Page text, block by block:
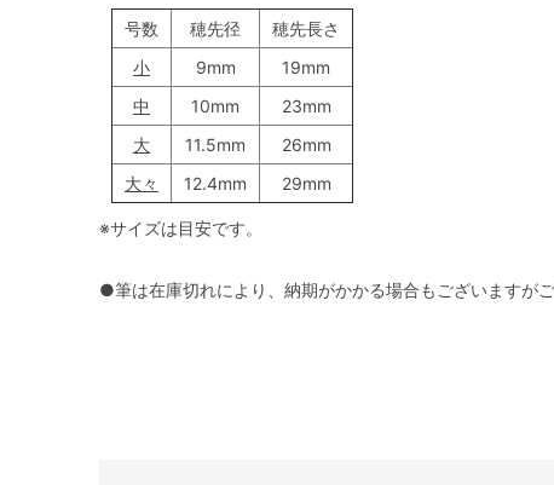
号数 穂先径
穂先長さ
小
9mm
19mm
中
10mm
23mm
大
11.5mm
26mm
大々
12.4mm 29mm
※サイズは目安です。
●筆は在庫切れにより、納期がかかる場合もございますがご